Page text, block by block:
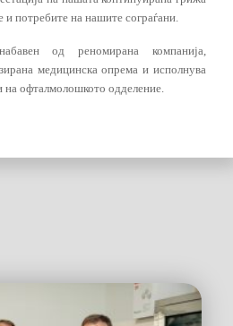
и потребите на нашите сограѓани.
од реномирана компанија,
медицинска опрема и исполнува
на офталмолошкото одделение.